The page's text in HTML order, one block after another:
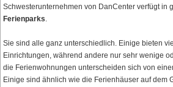
Schwesterunternehmen von DanCenter verfügt in
Ferienparks.
Sie sind alle ganz unterschiedlich. Einige bieten
Einrichtungen, während andere nur sehr wenige
die Ferienwohnungen unterscheiden sich von
Einige sind ähnlich wie die Ferienhäuser auf dem